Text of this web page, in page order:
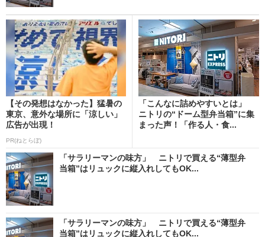
【その発想はなかった】猛暑の
東京、意外な場所に「涼しい」
広告が出現！
PR(ねとらぼ)
「こんなに詰めやすいとは」
ニトリの“ドーム型弁当箱”に集
まった声！「作る人・食...
「サラリーマンの味方」 ニトリで買える“薄型弁
当箱”はリュックに縦入れしてもOK...
「サラリーマンの味方」 ニトリで買える“薄型弁
当箱”はリュックに縦入れしてもOK...